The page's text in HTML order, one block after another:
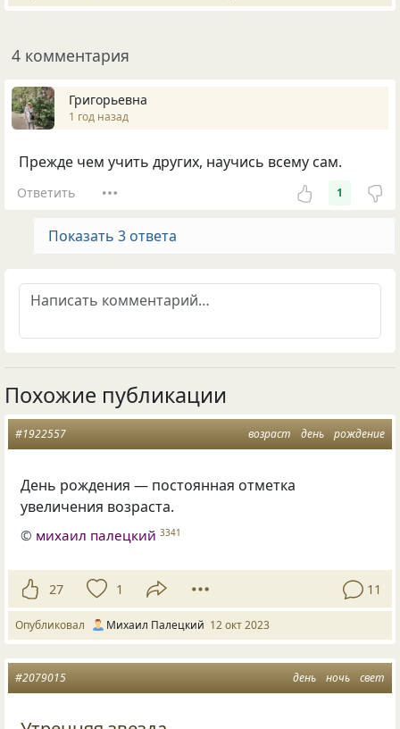
4 комментария
Григорьевна
1 год назад
Прежде чем учить других, научись всему сам.
Ответить 1
Показать 3 ответа
Похожие публикации
возраст день рождение
#1922557
День рождения — постоянная отметка
увеличения возраста.
© михаил палецкий 3341
27 1 11
Опубликовал Михаил Палецкий 12 окт 2023
день ночь свет
#2079015